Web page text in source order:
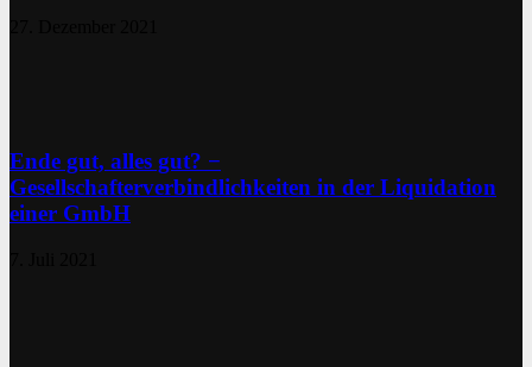
Ende gut, alles gut? −
Gesellschafterverbindlichkeiten in der Liquidation
einer GmbH